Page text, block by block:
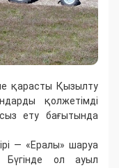
қарасты Қызылту
қолжетімді
ету бағытында
— «Ералы» шаруа
Бүгінде ол ауыл